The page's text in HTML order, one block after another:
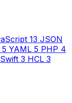
13 JSON
5 YAML 5 PHP 4
Swift 3 HCL 3